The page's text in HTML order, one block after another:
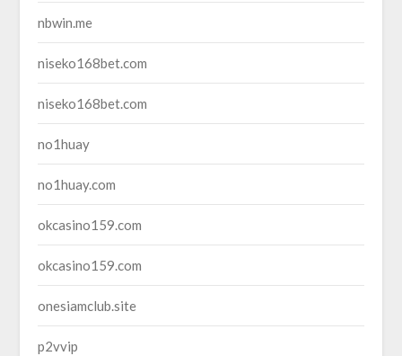
nbwin.me
niseko168bet.com
niseko168bet.com
no1huay
no1huay.com
okcasino159.com
okcasino159.com
onesiamclub.site
p2vvip